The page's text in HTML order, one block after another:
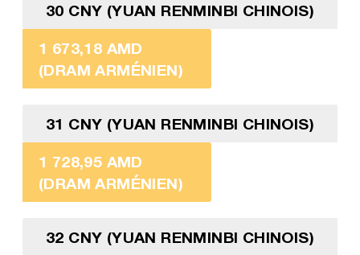
30 CNY (YUAN RENMINBI CHINOIS)
1 673,18 AMD
(DRAM ARMÉNIEN)
31 CNY (YUAN RENMINBI CHINOIS)
1 728,95 AMD
(DRAM ARMÉNIEN)
32 CNY (YUAN RENMINBI CHINOIS)